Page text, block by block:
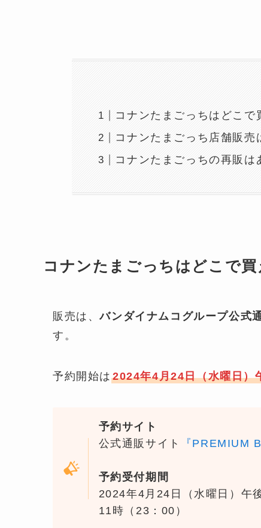
コナンたまごっちはどこで
コナンたまごっち店舗販売
コナンたまごっちの再販は
コナンたまごっちはどこで
販売は、バンダイナムコグループ公式
す。
予約開始は 2024年4月24日（水曜日）
予約サイト
公式通販サイト
『PREMIUM
予約受付期間
2024年4月24日（水曜日）午
11時（23：00）